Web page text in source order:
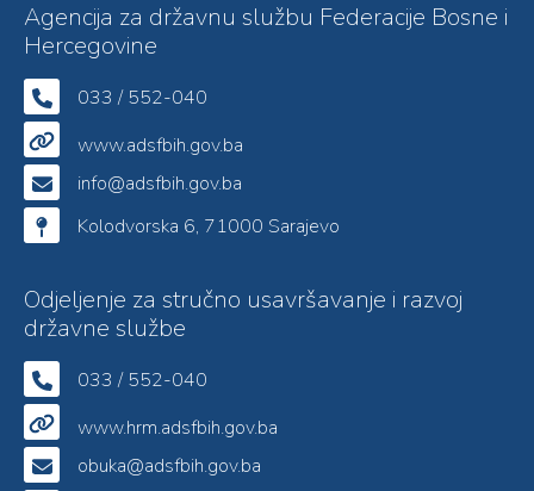
Agencija za državnu službu Federacije Bosne i
Hercegovine
033 / 552-040
www.adsfbih.gov.ba
info@adsfbih.gov.ba
Kolodvorska 6, 71000 Sarajevo
Odjeljenje za stručno usavršavanje i razvoj
državne službe
033 / 552-040
www.hrm.adsfbih.gov.ba
obuka@adsfbih.gov.ba